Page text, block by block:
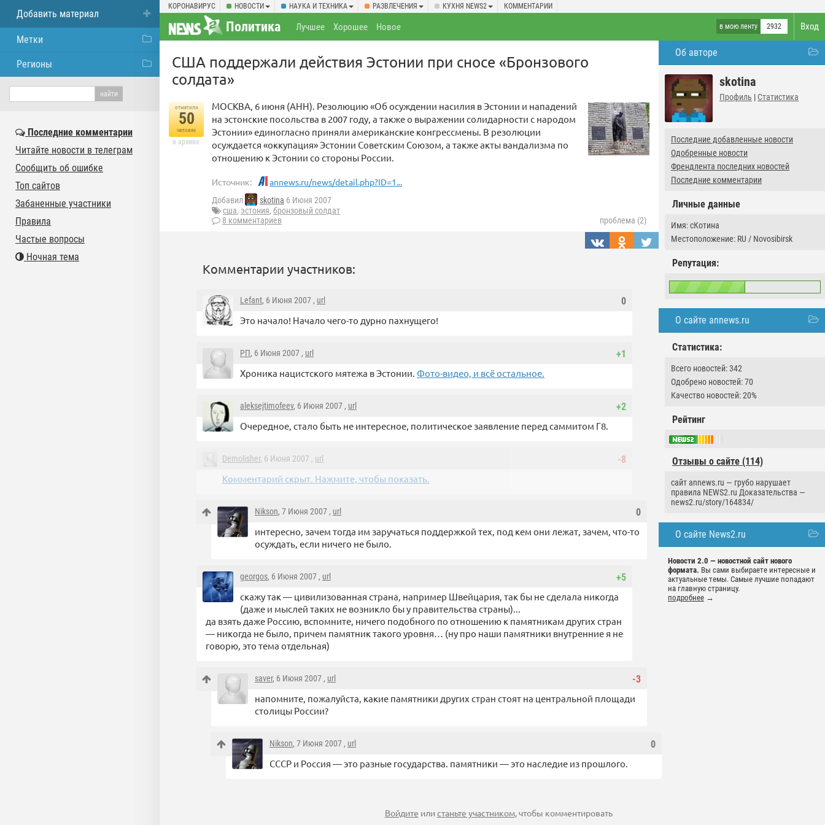
КОРОНАВИРУС НОВОСТИ НАУКА И ТЕХНИКА РАЗВЛЕЧЕНИЯ КУХНЯ NEWS2 КОММЕНТАРИИ
Вход
Политика в мою ленту 2932
Лучшее Хорошее Новое
Об авторе
skotina
Профиль | Статистика
Последние добавленные новости
Одобренные новости
Френдлента последних новостей
Последние комментарии
Личные данные
Имя: сКотина
Местоположение: RU / Novosibirsk
Репутация:
О сайте annews.ru
Статистика:
Всего новостей: 342
Одобрено новостей: 70
Качество новостей: 20%
Рейтинг
Отзывы о сайте (114)
сайт annews.ru — грубо нарушает
правила NEWS2.ru Доказательства —
news2.ru/story/164834/
О сайте News2.ru
Новости 2.0 — новостной сайт нового
формата. Вы сами выбираете интересные и
актуальные темы. Самые лучшие попадают
на главную страницу.
подробнее →
США поддержали действия Эстонии при сносе «Бронзового
солдата»
отметили
50
человек
в архиве
МОСКВА, 6 июня (АНН). Резолюцию «Об осуждении насилия в Эстонии и нападений
на эстонские посольства в 2007 году, а также о выражении солидарности с народом
Эстонии» единогласно приняли американские конгрессмены. В резолюции
осуждается «оккупация» Эстонии Советским Союзом, а также акты вандализма по
отношению к Эстонии со стороны России.
Источник: annews.ru/news/detail.php?ID=1...
Добавил skotina 6 Июня 2007
сша, эстония, бронзовый солдат
8 комментариев
проблема (2)
Комментарии участников:
0
Lefant, 6 Июня 2007 , url
Это начало! Начало чего-то дурно пахнущего!
+1
РП, 6 Июня 2007 , url
Хроника нацистского мятежа в Эстонии. Фото-видео, и всё остальное.
+2
aleksejtimofeev, 6 Июня 2007 , url
Очередное, стало быть не интересное, политическое заявление перед саммитом Г8.
-8
Demolisher, 6 Июня 2007 , url
Комментарий скрыт. Нажмите, чтобы показать.
0
Nikson, 7 Июня 2007 , url
интересно, зачем тогда им заручаться поддержкой тех, под кем они лежат, зачем, что-то
осуждать, если ничего не было.
+5
georgos, 6 Июня 2007 , url
скажу так — цивилизованная страна, например Швейцария, так бы не сделала никогда
(даже и мыслей таких не возникло бы у правительства страны)...
да взять даже Россию, вспомните, ничего подобного по отношению к памятникам других стран
— никогда не было, причем памятник такого уровня… (ну про наши памятники внутренние я не
говорю, это тема отдельная)
-3
saver, 6 Июня 2007 , url
напомните, пожалуйста, какие памятники других стран стоят на центральной площади
столицы России?
0
Nikson, 7 Июня 2007 , url
СССР и Россия — это разные государства. памятники — это наследие из прошлого.
Войдите илистаньте участником, чтобы комментировать
Добавить материал
Метки
Регионы
Последние комментарии
Читайте новости в телеграм
Сообщить об ошибке
Топ сайтов
Забаненные участники
Правила
Частые вопросы
Ночная тема